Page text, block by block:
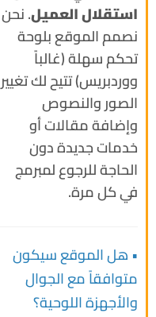
استقلال العميل. نحن
نصمم الموقع بلوحة
تحكم سهلة (غالباً
ووردبريس) تتيح لك تغيير
الصور والنصوص
وإضافة مقالات أو
خدمات جديدة دون
الحاجة للرجوع لمبرمج
في كل مرة.
• هل الموقع سيكون
متوافقاً مع الجوال
والأجهزة اللوحية؟